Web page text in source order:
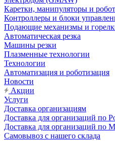
Каретки, манипуляторы и
Контроллеры и блоки
Подающие механизмы и
Автоматическая резка
Машины резки
Плазменные технологии
Технологии
Автоматизация и роботизация
Новости
Акции
Услуги
Доставка организациям
Доставка для организаций по
Доставка для организаций по
Самовывоз с нашего склада